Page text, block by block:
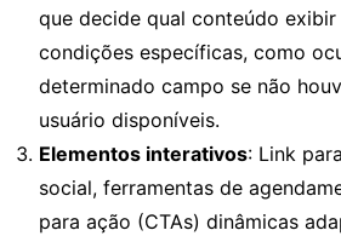
que decide qual conteúdo exibir
condições específicas, como
determinado campo se não
usuário disponíveis.
Elementos interativos: Link
social, ferramentas de
para ação (CTAs) dinâmicas